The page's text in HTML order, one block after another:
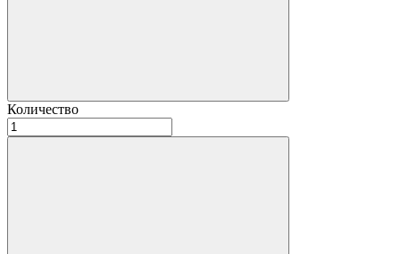
Количество
Количество
товара